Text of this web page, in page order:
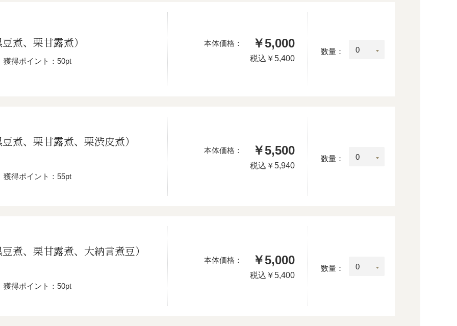
煮、栗甘露煮）
獲得ポイント：50pt
本体価格： ￥5,000
税込 ￥5,400
数量：
煮、栗甘露煮、栗渋皮煮）
獲得ポイント：55pt
本体価格： ￥5,500
税込 ￥5,940
数量：
煮、栗甘露煮、大納言煮豆）
獲得ポイント：50pt
本体価格： ￥5,000
税込 ￥5,400
数量：